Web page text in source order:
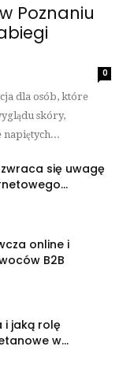
Poznaniu
0
dla osób, które
skóry,
się uwagę
online i
B2B
i jaką rolę
w...